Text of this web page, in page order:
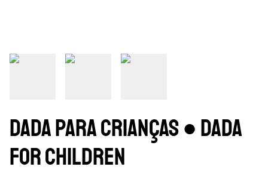
Dada para Crianças ● Dada
for Children